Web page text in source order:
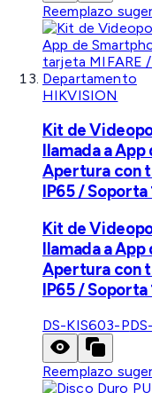
Reemplazo
HIKVISION
Kit de
llamada a
Apertura con
IP65 /
Kit de
llamada a
Apertura con
IP65 /
DS-KIS603-P
Reemplazo